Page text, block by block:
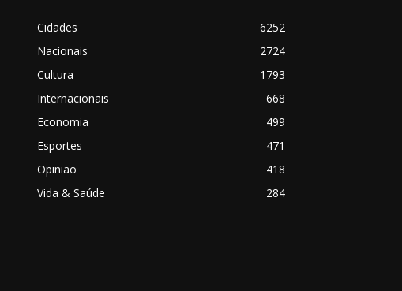
Cidades
6252
Nacionais
2724
Cultura
1793
Internacionais
668
Economia
499
Esportes
471
Opinião
418
Vida & Saúde
284